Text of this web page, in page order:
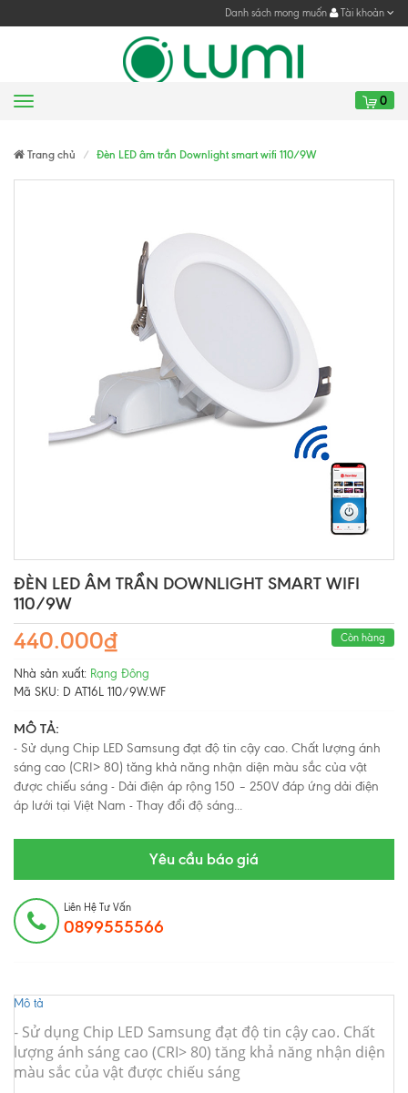
Danh sách mong muốn Tài khoản
Menu 0
Trang chủ Đèn LED âm trần Downlight smart wifi 110/9W
ĐÈN LED ÂM TRẦN DOWNLIGHT SMART WIFI
110/9W
440.000₫ Còn hàng
Nhà sản xuất: Rạng Đông
Mã SKU: D AT16L 110/9W.WF
MÔ TẢ:
- Sử dụng Chip LED Samsung đạt độ tin cậy cao. Chất lượng ánh
sáng cao (CRI> 80) tăng khả năng nhận diện màu sắc của vật
được chiếu sáng - Dải điện áp rộng 150 – 250V đáp ứng dải điện
áp lưới tại Việt Nam - Thay đổi độ sáng...
Yêu cầu báo giá
Liên Hệ Tư Vấn
0899555566
Mô tả
- Sử dụng Chip LED Samsung đạt độ tin cậy cao. Chất
lượng ánh sáng cao (CRI> 80) tăng khả năng nhận diện
màu sắc của vật được chiếu sáng